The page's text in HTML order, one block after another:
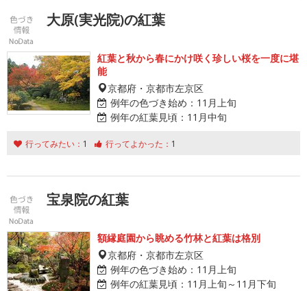
大原(実光院)の紅葉
紅葉と秋から春にかけ咲く珍しい桜を一度に堪
能
京都府・京都市左京区
例年の色づき始め： 11月上旬
例年の紅葉見頃： 11月中旬
行ってみたい： 1 行ってよかった： 1
宝泉院の紅葉
額縁庭園から眺める竹林と紅葉は格別
京都府・京都市左京区
例年の色づき始め： 11月上旬
例年の紅葉見頃： 11月上旬～11月下旬